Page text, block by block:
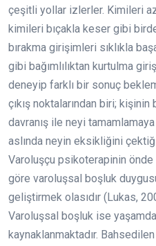
çeşitli yollar izlerler. Kimileri
kimileri bıçakla keser gibi
bırakma girişimleri sıklıkla
gibi bağımlılıktan kurtulma
deneyip farklı bir sonuç
çıkış noktalarından biri;
davranış ile neyi
aslında neyin eksikliğini
Varoluşçu psikoterapinin
göre varoluşsal boşluk
geliştirmek olasıdır (Lukas,
Varoluşsal boşluk ise
kaynaklanmaktadır.